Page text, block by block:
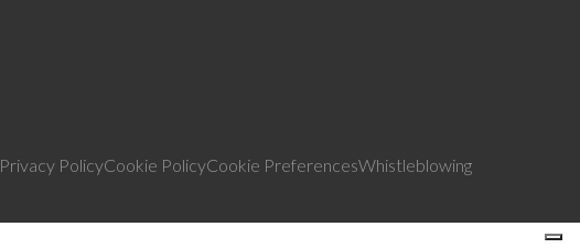
Privacy PolicyCookie PolicyCookie PreferencesWhistleblowing